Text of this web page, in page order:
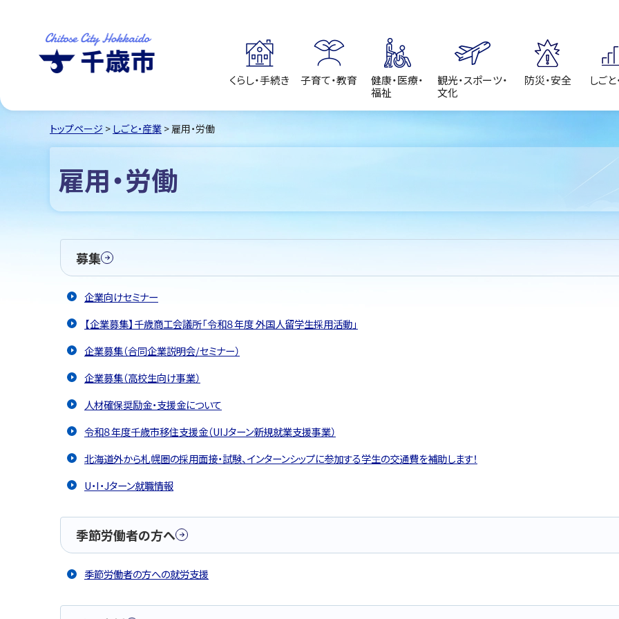
くらし・手続き 子育て・教育
健康・医療・
福祉
観光・スポーツ・
文化
防災・安全 しご
トップページ > しごと・産業 > 雇用・労働
雇用・労働
募集
企業向けセミナー
【企業募集】千歳商工会議所「令和８年度 外国人留学生採用活動」
企業募集（合同企業説明会/セミナー）
企業募集（高校生向け事業）
人材確保奨励金・支援金について
令和８年度千歳市移住支援金（UIJターン新規就業支援事業）
北海道外から札幌圏の採用面接・試験、インターンシップに参加する学生の交通費を補助します！
U・I・Jターン就職情報
季節労働者の方へ
季節労働者の方への就労支援